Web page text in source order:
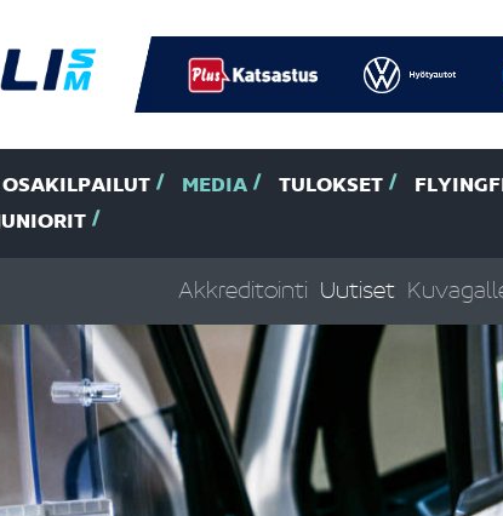
OSAKILPAILUT MEDIA TULOKSET
JUNIORIT
Akkreditointi Uutiset